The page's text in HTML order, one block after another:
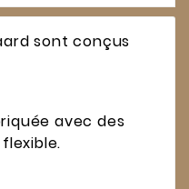
sont conçus
avec des